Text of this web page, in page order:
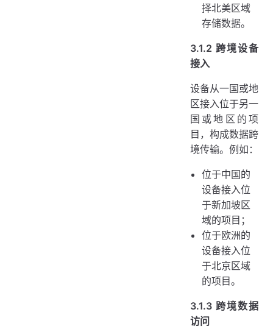
择北美区域
存储数据。
3.1.2 跨境设备
接入
设备从一国或地
区接入位于另一
国或地区的项
目，构成数据跨
境传输。例如：
位于中国的
设备接入位
于新加坡区
域的项目；
位于欧洲的
设备接入位
于北京区域
的项目。
3.1.3 跨境数据
访问